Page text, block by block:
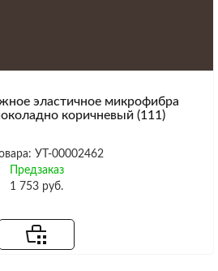
эластичное микрофибра
коричневый (111)
УТ-00002462
Предзаказ
1 753 руб.